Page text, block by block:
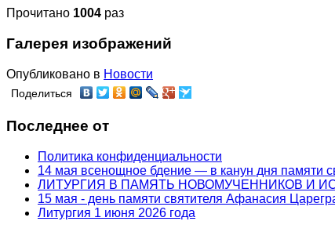
Прочитано 1004 раз
Галерея изображений
Опубликовано в Новости
Поделиться
Последнее от
Политика конфиденциальности
14 мая всенощное бдение — в канун дня памяти
ЛИТУРГИЯ В ПАМЯТЬ НОВОМУЧЕННИКОВ И
15 мая - день памяти святителя Афанасия
Литургия 1 июня 2026 года